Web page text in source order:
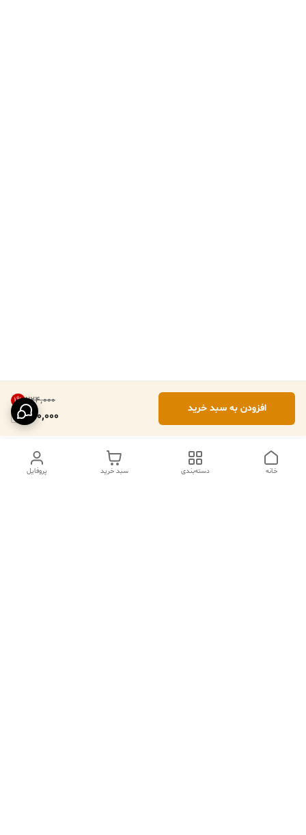
۲۲۴٬۰۰۰ 1%
220,000
افزودن به سبد خرید
پروفایل سبد خرید دسته‌بندی خانه